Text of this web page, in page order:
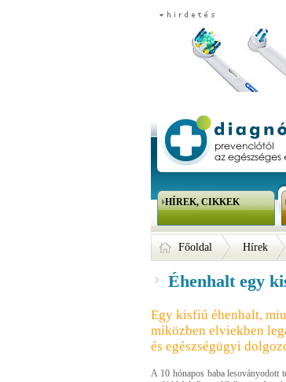
HÍREK, CIKKEK
Főoldal Hírek
Éhenhalt egy
Egy kisfiú éhenhalt,
miközben elviekben
és egészségügyi
A 10 hónapos baba lesoványodott